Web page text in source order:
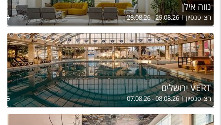
נווה אילן
חצי פנסיון 28.08.26 - 29.08.26
VERT ירושלים
חצי פנסיון 07.08.26 - 08.08.26